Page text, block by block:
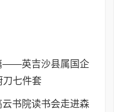
——英吉沙县属国企
刀七件套
书院读书会走进森